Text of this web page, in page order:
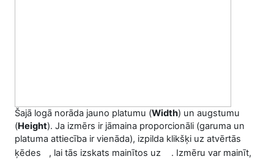
Šajā logā norāda jauno platumu (Width) un augstumu
(Height). Ja izmērs ir jāmaina proporcionāli (garuma un
platuma attiecība ir vienāda), izpilda klikšķi uz atvērtās
ķēdes
, lai tās izskats mainītos uz
. Izmēru var mainīt,